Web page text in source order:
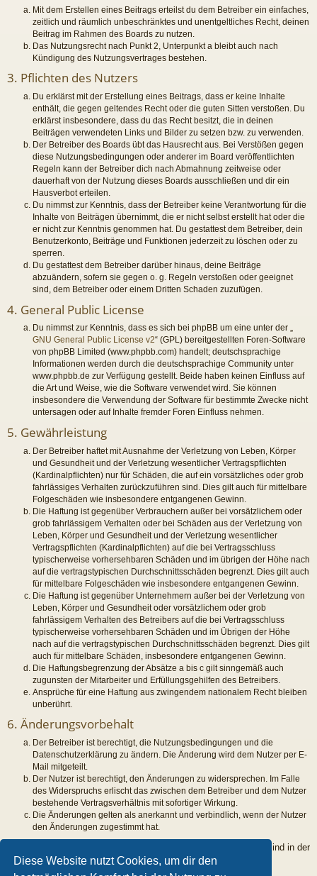
Diese Website nutzt Cookies, um dir den
Mit dem Erstellen eines Beitrags erteilst du dem Betreiber ein einfaches,
zeitlich und räumlich unbeschränktes und unentgeltliches Recht, deinen
Beitrag im Rahmen des Boards zu nutzen.
Das Nutzungsrecht nach Punkt 2, Unterpunkt a bleibt auch nach
Kündigung des Nutzungsvertrages bestehen.
3. Pflichten des Nutzers
Du erklärst mit der Erstellung eines Beitrags, dass er keine Inhalte
enthält, die gegen geltendes Recht oder die guten Sitten verstoßen. Du
erklärst insbesondere, dass du das Recht besitzt, die in deinen
Beiträgen verwendeten Links und Bilder zu setzen bzw. zu verwenden.
Der Betreiber des Boards übt das Hausrecht aus. Bei Verstößen gegen
diese Nutzungsbedingungen oder anderer im Board veröffentlichten
Regeln kann der Betreiber dich nach Abmahnung zeitweise oder
dauerhaft von der Nutzung dieses Boards ausschließen und dir ein
Hausverbot erteilen.
Du nimmst zur Kenntnis, dass der Betreiber keine Verantwortung für die
Inhalte von Beiträgen übernimmt, die er nicht selbst erstellt hat oder die
er nicht zur Kenntnis genommen hat. Du gestattest dem Betreiber, dein
Benutzerkonto, Beiträge und Funktionen jederzeit zu löschen oder zu
sperren.
Du gestattest dem Betreiber darüber hinaus, deine Beiträge
abzuändern, sofern sie gegen o. g. Regeln verstoßen oder geeignet
sind, dem Betreiber oder einem Dritten Schaden zuzufügen.
4. General Public License
Du nimmst zur Kenntnis, dass es sich bei phpBB um eine unter der „
GNU General Public License v2“ (GPL) bereitgestellten Foren-Software
von phpBB Limited (www.phpbb.com) handelt; deutschsprachige
Informationen werden durch die deutschsprachige Community unter
www.phpbb.de zur Verfügung gestellt. Beide haben keinen Einfluss auf
die Art und Weise, wie die Software verwendet wird. Sie können
insbesondere die Verwendung der Software für bestimmte Zwecke nicht
untersagen oder auf Inhalte fremder Foren Einfluss nehmen.
5. Gewährleistung
Der Betreiber haftet mit Ausnahme der Verletzung von Leben, Körper
und Gesundheit und der Verletzung wesentlicher Vertragspflichten
(Kardinalpflichten) nur für Schäden, die auf ein vorsätzliches oder grob
fahrlässiges Verhalten zurückzuführen sind. Dies gilt auch für mittelbare
Folgeschäden wie insbesondere entgangenen Gewinn.
Die Haftung ist gegenüber Verbrauchern außer bei vorsätzlichem oder
grob fahrlässigem Verhalten oder bei Schäden aus der Verletzung von
Leben, Körper und Gesundheit und der Verletzung wesentlicher
Vertragspflichten (Kardinalpflichten) auf die bei Vertragsschluss
typischerweise vorhersehbaren Schäden und im übrigen der Höhe nach
auf die vertragstypischen Durchschnittsschäden begrenzt. Dies gilt auch
für mittelbare Folgeschäden wie insbesondere entgangenen Gewinn.
Die Haftung ist gegenüber Unternehmern außer bei der Verletzung von
Leben, Körper und Gesundheit oder vorsätzlichem oder grob
fahrlässigem Verhalten des Betreibers auf die bei Vertragsschluss
typischerweise vorhersehbaren Schäden und im Übrigen der Höhe
nach auf die vertragstypischen Durchschnittsschäden begrenzt. Dies gilt
auch für mittelbare Schäden, insbesondere entgangenen Gewinn.
Die Haftungsbegrenzung der Absätze a bis c gilt sinngemäß auch
zugunsten der Mitarbeiter und Erfüllungsgehilfen des Betreibers.
Ansprüche für eine Haftung aus zwingendem nationalem Recht bleiben
unberührt.
6. Änderungsvorbehalt
Der Betreiber ist berechtigt, die Nutzungsbedingungen und die
Datenschutzerklärung zu ändern. Die Änderung wird dem Nutzer per E-
Mail mitgeteilt.
Der Nutzer ist berechtigt, den Änderungen zu widersprechen. Im Falle
des Widerspruchs erlischt das zwischen dem Betreiber und dem Nutzer
bestehende Vertragsverhältnis mit sofortiger Wirkung.
Die Änderungen gelten als anerkannt und verbindlich, wenn der Nutzer
den Änderungen zugestimmt hat.
Informationen über den Umgang mit deinen persönlichen Daten sind in der
Datenschutzerklärung enthalten.